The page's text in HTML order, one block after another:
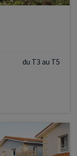
du T3 au T5